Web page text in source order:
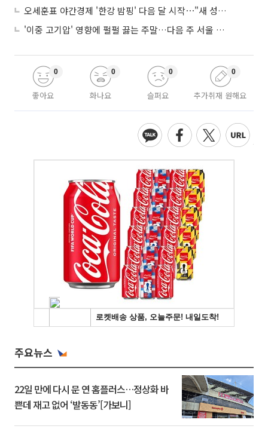
오세훈표 야간경제 '한강 밤핑' 다음 달 시작⋯"새 성장동력 만들 것"
'이중 고기압' 영향에 펄펄 끓는 주말…다음 주 서울 포함 서쪽이 더 덥다
좋아요
0
화나요
0
슬퍼요
0
추가취재 원해요
0
주요뉴스
22일 만에 다시 문 연 홈플러스…정상화 바
쁜데 재고 없어 ‘발동동’[가보니]